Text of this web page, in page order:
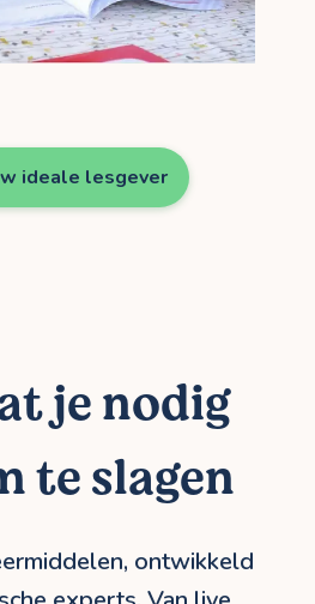
ideale lesgever
je nodig
te slagen
ontwikkeld